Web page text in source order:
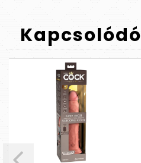
Kapcsolódó